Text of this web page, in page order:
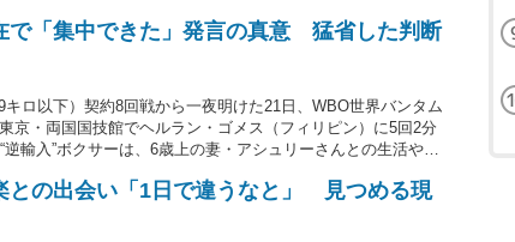
で「集中できた」発言の真意 猛省した判断
ロ以下）契約8回戦から一夜明けた21日、WBO世界バンタム
京・両国国技館でヘルラン・ゴメス（フィリピン）に5回2分
輸入”ボクサーは、6歳上の妻・アシュリーさんとの生活や、
との出会い「1日で違うなと」 見つめる現